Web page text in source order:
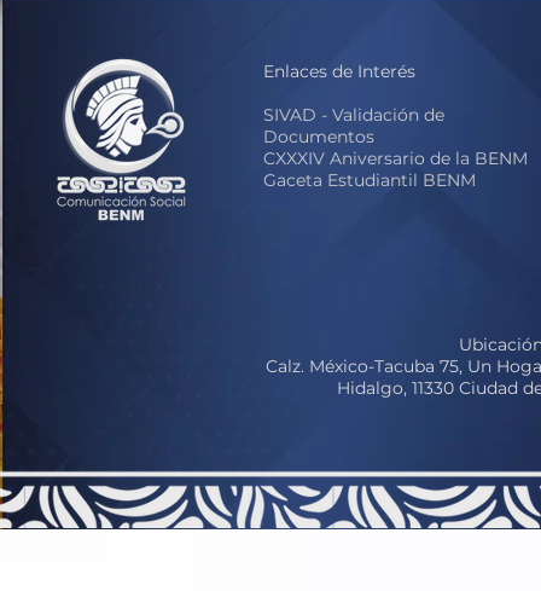
Enlaces de Interés
SIVAD - Validación de
Documentos
CXXXIV Aniversario de la BENM
Gaceta Estudiantil BENM
Calz. México-Tacuba 75, Un
Hidalgo, 11330 Ciudad